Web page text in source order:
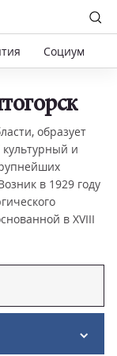
Социум
образует
и
в 1929 году
в XVIII